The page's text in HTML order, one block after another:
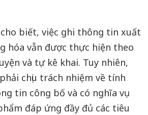
biết, việc ghi thông tin xuất
hóa vẫn được thực hiện theo
và tự kê khai. Tuy nhiên,
chịu trách nhiệm về tính
tin công bố và có nghĩa vụ
đáp ứng đầy đủ các tiêu